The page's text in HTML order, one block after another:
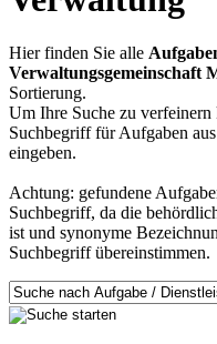
Hier finden Sie alle
Verwaltungsgemeinschaft
Sortierung.
Um Ihre Suche zu verfeinern
Suchbegriff für Aufgaben
eingeben.
Achtung: gefundene
Suchbegriff, da die
ist und synonyme
Suchbegriff übereinstimmen.